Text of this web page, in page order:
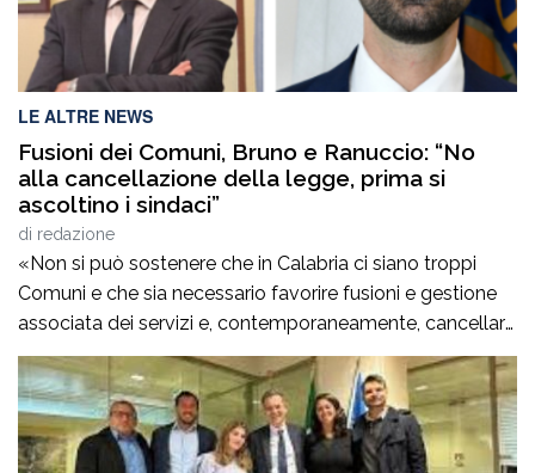
LE ALTRE NEWS
Fusioni dei Comuni, Bruno e Ranuccio: “No
alla cancellazione della legge, prima si
ascoltino i sindaci”
di redazione
«Non si può sostenere che in Calabria ci siano troppi
Comuni e che sia necessario favorire fusioni e gestione
associata dei servizi e, contemporaneamente, cancellare
la legge regionale che sostiene proprio questi processi.
Prima di procedere con l’abrogazione della legge 15 del
2006 occorre ascoltare i sindaci e valutare con
attenzione tutte le conseguenze che […]